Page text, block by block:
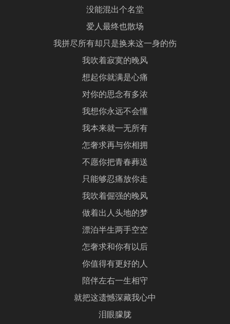
没能混出个名堂
爱人最终也散场
我拼尽所有却只是换来这一身的伤
我吹着寂寞的晚风
想起你就满是心痛
对你的思念有多浓
我想你永远不会懂
我本来就一无所有
怎奢求再与你相拥
不愿你把青春葬送
只能够忍痛放你走
我吹着倔强的晚风
做着出人头地的梦
漂泊半生两手空空
怎奢求和你有以后
你值得有更好的人
陪伴左右一生相守
就把这遗憾深藏我心中
泪眼朦胧